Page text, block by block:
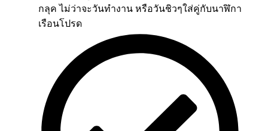
กลุค ไม่ว่าจะวันทำงาน หรือวันชิวๆใส่คู่กับนาฬิกา
เรือนโปรด